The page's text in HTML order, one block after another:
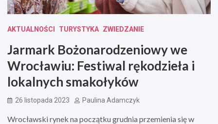
AKTUALNOŚCI TURYSTYKA ZWIEDZANIE
Jarmark Bożonarodzeniowy we
Wrocławiu: Festiwal rękodzieła i
lokalnych smakołyków
26 listopada 2023 Paulina Adamczyk
Wrocławski rynek na początku grudnia przemienia się w